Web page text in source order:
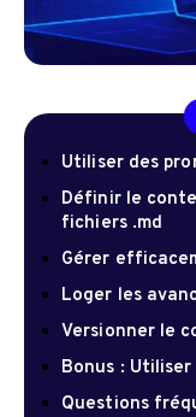
Utiliser des
Définir le
fichiers .md
Gérer
Loger les
Versionner le
Bonus :
Questions